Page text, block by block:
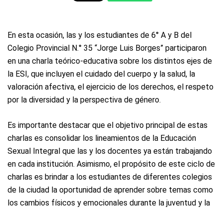
En esta ocasión, las y los estudiantes de 6° A y B del
Colegio Provincial N.° 35 “Jorge Luis Borges” participaron
en una charla teórico-educativa sobre los distintos ejes de
la ESI, que incluyen el cuidado del cuerpo y la salud, la
valoración afectiva, el ejercicio de los derechos, el respeto
por la diversidad y la perspectiva de género.
Es importante destacar que el objetivo principal de estas
charlas es consolidar los lineamientos de la Educación
Sexual Integral que las y los docentes ya están trabajando
en cada institución. Asimismo, el propósito de este ciclo de
charlas es brindar a los estudiantes de diferentes colegios
de la ciudad la oportunidad de aprender sobre temas como
los cambios físicos y emocionales durante la juventud y la